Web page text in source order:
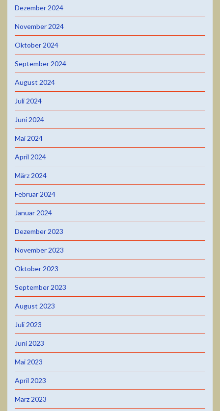
Dezember 2024
November 2024
Oktober 2024
September 2024
August 2024
Juli 2024
Juni 2024
Mai 2024
April 2024
März 2024
Februar 2024
Januar 2024
Dezember 2023
November 2023
Oktober 2023
September 2023
August 2023
Juli 2023
Juni 2023
Mai 2023
April 2023
März 2023